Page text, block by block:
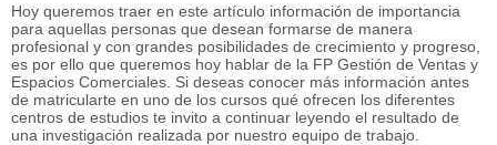
Hoy queremos traer en este artículo información de importancia
para aquellas personas que desean formarse de manera
profesional y con grandes posibilidades de crecimiento y progreso,
es por ello que queremos hoy hablar de la FP Gestión de Ventas y
Espacios Comerciales. Si deseas conocer más información antes
de matricularte en uno de los cursos qué ofrecen los diferentes
centros de estudios te invito a continuar leyendo el resultado de
una investigación realizada por nuestro equipo de trabajo.